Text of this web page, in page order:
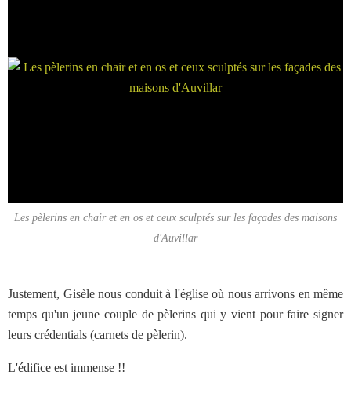
Les pèlerins en chair et en os et ceux sculptés sur les façades des maisons
d'Auvillar
Justement, Gisèle nous conduit à l'église où nous arrivons en même
temps qu'un jeune couple de pèlerins qui y vient pour faire signer
leurs crédentials (carnets de pèlerin).
L'édifice est immense !!